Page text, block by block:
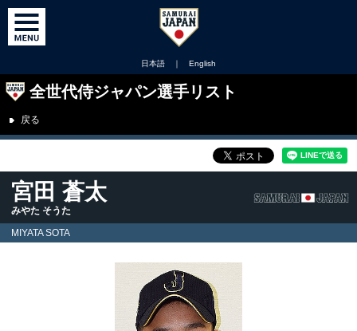
日本語 ｜ English
全世代侍ジャパン選手リスト
戻る
宮田 蒼太
みやた そうた
MIYATA SOTA